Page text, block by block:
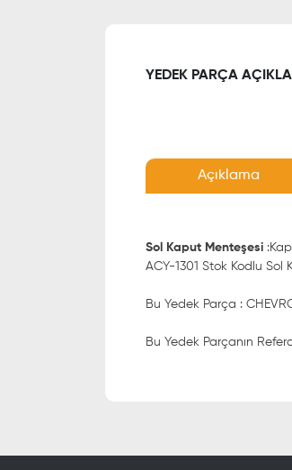
YEDEK PARÇA
Açıklama
Sol Kaput Menteşesi
ACY-1301 Stok Kodlu Sol
Bu Yedek Parça :
Bu Yedek Parçanın